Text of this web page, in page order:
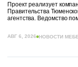
Проект реализует
Правительства
агентства. Ведомство
АВГ 6, 2026 НОВОСТИ